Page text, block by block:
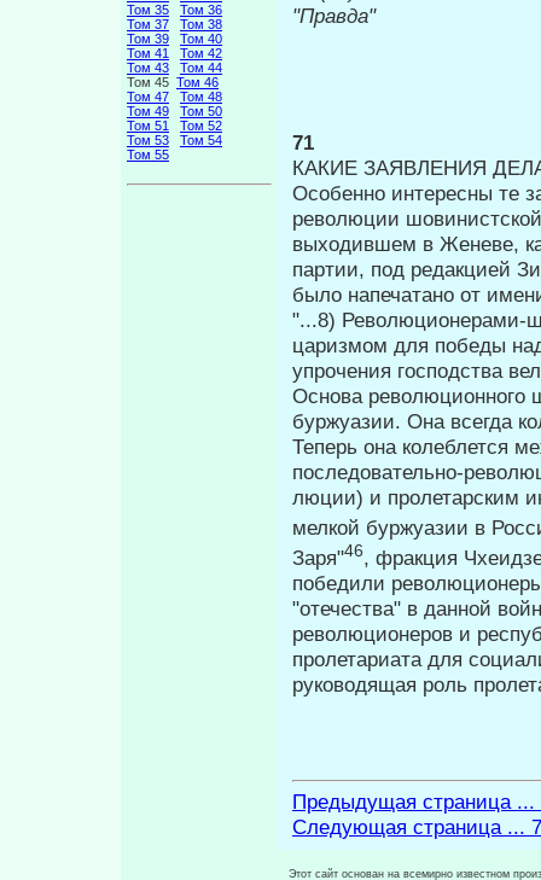
Том 35
Том 36
Том 37
Том 38
Том 39
Том 40
Том 41
Том 42
Том 43
Том 44
Том 45 Том 46
Том 47
Том 48
Том 49
Том 50
Том 51
Том 52
Том 53
Том 54
Том 55
"Правда"
71
КАКИЕ ЗАЯВЛЕНИЯ
Особенно интересны те
революции
выходившем в Женеве,
партии, под редакцией
было напечатано от
"...8) Революционерами-
цариз­мом для победы
упрочения гос­подства
Основа революционного
буржуазии. Она всегда
Теперь она колеблется
последовательно-
люции) и пролетарским
мелкой буржуазии в
Заря"46, фракция
победили
"отечества" в данной
революционеров и
пролетариата для
руководящая роль
Предыдущая страница ...
Следующая страница ...
Этот сайт основан на всемирно известном